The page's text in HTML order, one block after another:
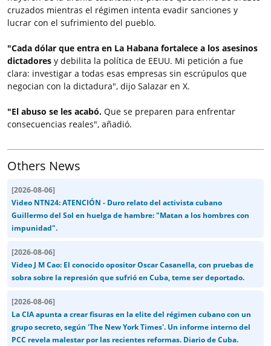
cruzados mientras el régimen intenta evadir sanciones y
lucrar con el sufrimiento del pueblo.
"Cada dólar que entra en La Habana fortalece a los asesinos
dictadores y debilita la política de EEUU. Mi petición a fue
clara: investigar a todas esas empresas sin escrúpulos que
negocian con la dictadura", dijo Salazar en X.
"El abuso se les acabó. Que se preparen para enfrentar
consecuencias reales", añadió.
Others News
[2026-08-06]
Video NTN24: ATENCIÓN - Duro relato del activista cubano
Guillermo del Sol en huelga de hambre: "Matan a los hombres con
impunidad".
[2026-08-06]
Video J M Cao: El conocido opositor Oscar Casanella, con pruebas de
sobra sobre la represión que sufrió en Cuba, teme ser deportado.
[2026-08-06]
La CIA apunta a crear fisuras en la elite del régimen cubano con un
grupo secreto, según 'The New York Times'. Un informe interno del
PCC revela malestar por las recientes reformas. Diario de Cuba.